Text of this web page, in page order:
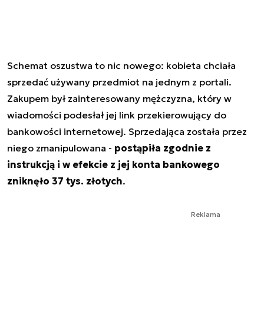
Schemat oszustwa to nic nowego: kobieta chciała
sprzedać używany przedmiot na jednym z portali.
Zakupem był zainteresowany mężczyzna, który w
wiadomości podesłał jej link przekierowujący do
bankowości internetowej. Sprzedająca została przez
niego zmanipulowana - postąpiła zgodnie z
instrukcją i w efekcie z jej konta bankowego
zniknęło 37 tys. złotych.
Reklama